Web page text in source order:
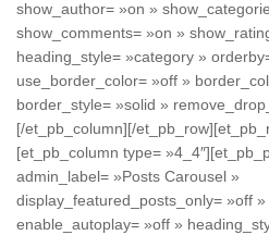
show_author= »on »
show_comments= »on »
heading_style= »category »
use_border_color= »off »
border_style= »solid »
[/et_pb_column][/
[et_pb_column type=
admin_label= »Posts Carousel »
display_featured_posts_only= »off
enable_autoplay= »off »